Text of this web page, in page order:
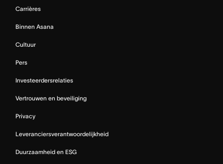
Carrières
Binnen Asana
Cultuur
Pers
Investeerdersrelaties
Vertrouwen en beveiliging
Privacy
Leveranciersverantwoordelijkheid
Duurzaamheid en ESG